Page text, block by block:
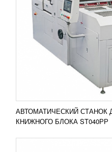
АВТОМАТИЧЕСКИЙ СТАНОК
КНИЖНОГО БЛОКА ST040РР
1 144 980RUB
Горизонтальная
предназначена для
упаковку с нижним
позволяет...
ПОДРОБНЕЕ